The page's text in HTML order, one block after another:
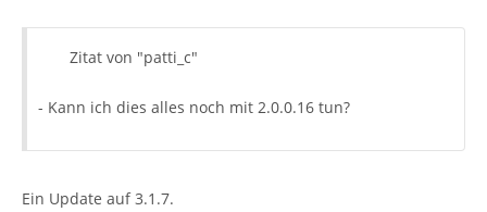
Zitat von "patti_c"
- Kann ich dies alles noch mit 2.0.0.16 tun?
Ein Update auf 3.1.7.